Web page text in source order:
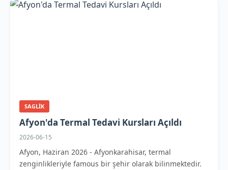
SAGLIK
Afyon'da Termal Tedavi Kursları Açıldı
2026-06-15
Afyon, Haziran 2026 - Afyonkarahisar, termal
zenginlikleriyle famous bir şehir olarak bilinmektedir.